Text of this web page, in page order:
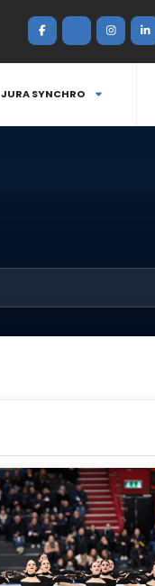
JURA SYNCHRO